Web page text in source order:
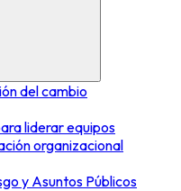
del cambio
liderar equipos
organizacional
y Asuntos Públicos